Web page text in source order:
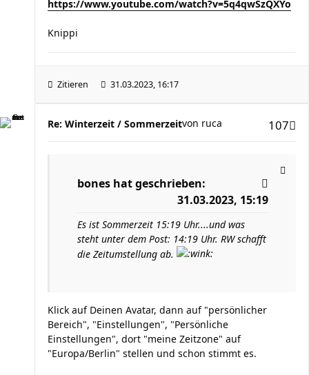
https://www.youtube.com/watch?v=5q4qwSzQXYo
Knippi
Zitieren 31.03.2023, 16:17
Re: Winterzeit / Sommerzeit 107
von ruca
bones hat geschrieben:
31.03.2023, 15:19
Es ist Sommerzeit 15:19 Uhr....und was
steht unter dem Post: 14:19 Uhr. RW schafft
die Zeitumstellung ab.
Klick auf Deinen Avatar, dann auf "persönlicher
Bereich", "Einstellungen", "Persönliche
Einstellungen", dort "meine Zeitzone" auf
"Europa/Berlin" stellen und schon stimmt es.